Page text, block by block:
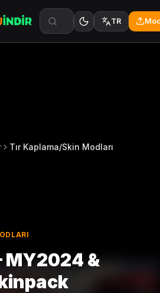
TR
Tır Kaplama/Skin Modları
MY2024 &